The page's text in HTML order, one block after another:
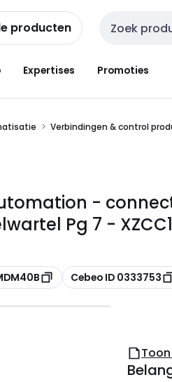
producten Zoekveld
Expertises Promoties
Verbindingen & control
-
Pg 7 -
Kopiëren
Cebeo ID 0333753